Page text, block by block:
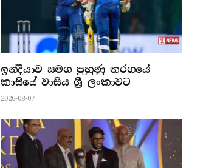
ඉන්දියාව සමග පුහුණු තරගයේ
කාසියේ වාසිය ශ්‍රී ලංකාවට
2026-08-07